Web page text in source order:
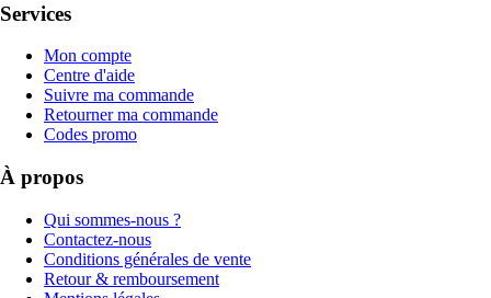
Services
Mon compte
Centre d'aide
Suivre ma commande
Retourner ma commande
Codes promo
À propos
Qui sommes-nous ?
Contactez-nous
Conditions générales de vente
Retour & remboursement